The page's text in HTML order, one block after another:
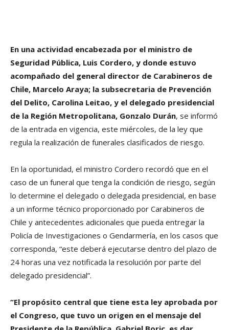
En una actividad encabezada por el ministro de
Seguridad Pública, Luis Cordero, y donde estuvo
acompañado del general director de Carabineros de
Chile, Marcelo Araya; la subsecretaria de Prevención
del Delito, Carolina Leitao, y el delegado presidencial
de la Región Metropolitana, Gonzalo Durán, se informó
de la entrada en vigencia, este miércoles, de la ley que
regula la realización de funerales clasificados de riesgo.
En la oportunidad, el ministro Cordero recordó que en el
caso de un funeral que tenga la condición de riesgo, según
lo determine el delegado o delegada presidencial, en base
a un informe técnico proporcionado por Carabineros de
Chile y antecedentes adicionales que pueda entregar la
Policía de Investigaciones o Gendarmería, en los casos que
corresponda, “este deberá ejecutarse dentro del plazo de
24 horas una vez notificada la resolución por parte del
delegado presidencial”.
“El propósito central que tiene esta ley aprobada por
el Congreso, que tuvo un origen en el mensaje del